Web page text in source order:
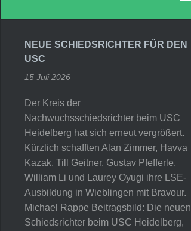
NEUE SCHIEDSRICHTER FÜR DEN
USC
15 Juli 2026
Der Kreis der
Nachwuchsschiedsrichter beim USC
Heidelberg hat sich erneut vergrößert.
Kürzlich schafften Alan Zimmer, Havva
Kazak, Till Geitner, Gustav Pfefferle,
William Li und Laurey Oyugi ihre LSE-
Ausbildung in Wieblingen mit Bravour.
Michael Rappe Beitragsbild: Die neuen
Schiedsrichter beim USC Heidelberg,